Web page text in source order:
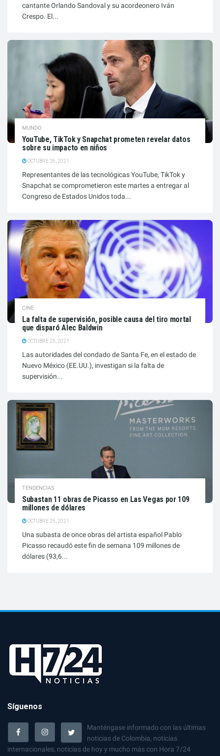
cantante Orlando Sandoval y su acordeonero Iván
Crespo. El...
MUNDO
YouTube, TikTok y Snapchat prometen revelar datos
sobre su impacto en niños
OCTUBRE 26, 2021
Representantes de las tecnológicas YouTube, TikTok y
Snapchat se comprometieron este martes a entregar al
Congreso de Estados Unidos toda...
CINE
La falta de supervisión, posible causa del tiro mortal
que disparó Alec Baldwin
OCTUBRE 25, 2021
Las autoridades del condado de Santa Fe, en el estado de
Nuevo México (EE.UU.), investigan si la falta de
supervisión...
TENDENCIAS
Subastan 11 obras de Picasso en Las Vegas por 109
millones de dólares
OCTUBRE 25, 2021
Una subasta de once obras del artista español Pablo
Picasso recaudó este fin de semana 109 millones de
dólares (93,6...
Síguenos
Manténgase informado con las últimas
noticias de Colombia, noticias
internacionales, noticias de hoy y mucho más con Hora 7/24